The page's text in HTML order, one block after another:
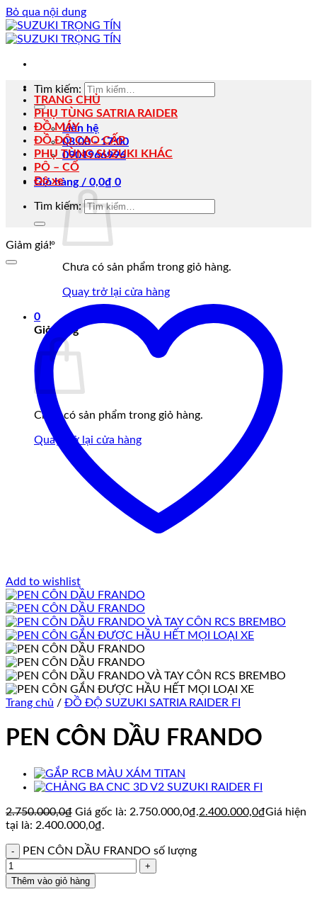
Bỏ qua nội dung
Tìm kiếm:
Liên hệ
08:00 - 17:00
0901966996
Giỏ hàng / 0,0₫ 0
Chưa có sản phẩm trong giỏ hàng.
Quay trở lại cửa hàng
0
Giỏ hàng
Chưa có sản phẩm trong giỏ hàng.
Quay trở lại cửa hàng
TRANG CHỦ
PHỤ TÙNG SATRIA RAIDER
ĐỒ MÁY
ĐỒ ĐỘ CAO CẤP
PHỤ TÙNG SUZUKI KHÁC
PÔ – CỔ
Độ xe
Tìm kiếm:
Giảm giá!
Add to wishlist
Trang chủ / ĐỒ ĐỘ SUZUKI SATRIA RAIDER FI
PEN CÔN DẦU FRANDO
2.750.000,0₫ Giá gốc là: 2.750.000,0₫.2.400.000,0₫Giá hiện
tại là: 2.400.000,0₫.
PEN CÔN DẦU FRANDO số lượng
Thêm vào giỏ hàng